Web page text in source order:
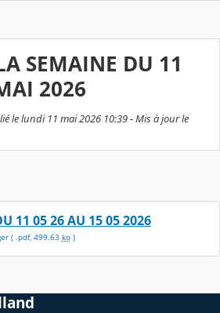
SEMAINE DU 11
2026
le lundi 11 mai 2026 10:39 - Mis à jour le
11 05 26 AU 15 05 2026
( .pdf, 499.63 ko)